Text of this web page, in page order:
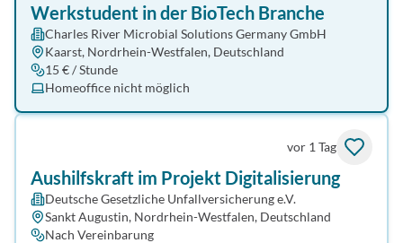
Werkstudent in der BioTech Branche
Charles River Microbial Solutions Germany GmbH
Kaarst, Nordrhein-Westfalen, Deutschland
15 € / Stunde
Homeoffice nicht möglich
vor 1 Tag
Aushilfskraft im Projekt Digitalisierung
Deutsche Gesetzliche Unfallversicherung e.V.
Sankt Augustin, Nordrhein-Westfalen, Deutschland
Nach Vereinbarung